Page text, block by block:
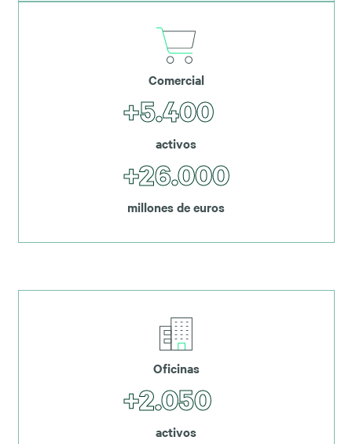
Comercial
+5.400
activos
+26.000
millones de euros
Oficinas
+2.050
activos